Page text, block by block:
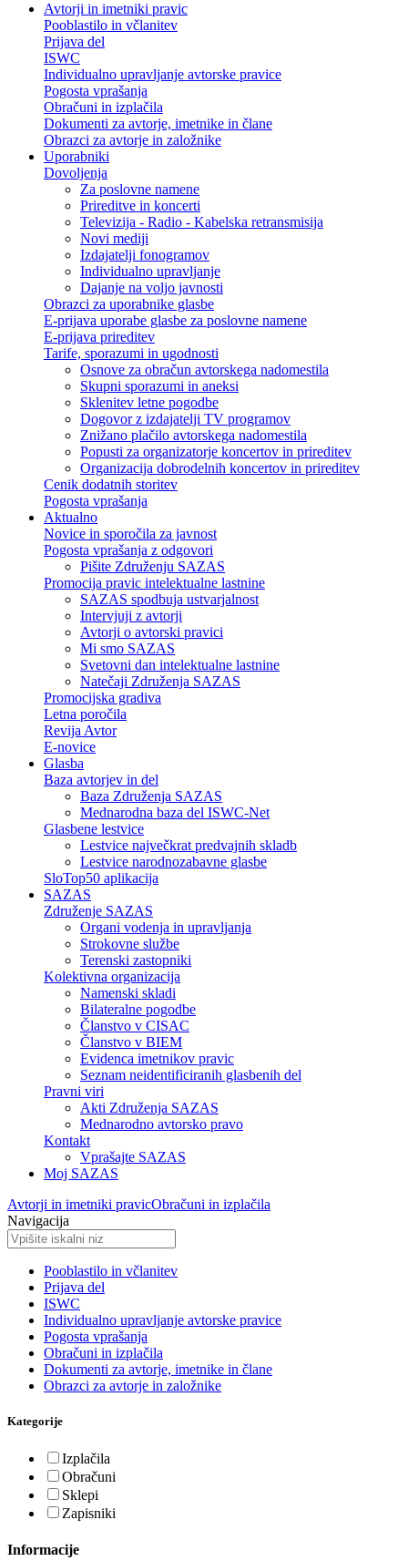
Avtorji in imetniki pravic
Pooblastilo in včlanitev
Prijava del
ISWC
Individualno upravljanje avtorske pravice
Pogosta vprašanja
Obračuni in izplačila
Dokumenti za avtorje, imetnike in člane
Obrazci za avtorje in založnike
Uporabniki
Dovoljenja
Za poslovne namene
Prireditve in koncerti
Televizija - Radio - Kabelska retransmisija
Novi mediji
Izdajatelji fonogramov
Individualno upravljanje
Dajanje na voljo javnosti
Obrazci za uporabnike glasbe
E-prijava uporabe glasbe za poslovne namene
E-prijava prireditev
Tarife, sporazumi in ugodnosti
Osnove za obračun avtorskega nadomestila
Skupni sporazumi in aneksi
Sklenitev letne pogodbe
Dogovor z izdajatelji TV programov
Znižano plačilo avtorskega nadomestila
Popusti za organizatorje koncertov in prireditev
Organizacija dobrodelnih koncertov in prireditev
Cenik dodatnih storitev
Pogosta vprašanja
Aktualno
Novice in sporočila za javnost
Pogosta vprašanja z odgovori
Pišite Združenju SAZAS
Promocija pravic intelektualne lastnine
SAZAS spodbuja ustvarjalnost
Intervjuji z avtorji
Avtorji o avtorski pravici
Mi smo SAZAS
Svetovni dan intelektualne lastnine
Natečaji Združenja SAZAS
Promocijska gradiva
Letna poročila
Revija Avtor
E-novice
Glasba
Baza avtorjev in del
Baza Združenja SAZAS
Mednarodna baza del ISWC-Net
Glasbene lestvice
Lestvice največkrat predvajnih skladb
Lestvice narodnozabavne glasbe
SloTop50 aplikacija
SAZAS
Združenje SAZAS
Organi vodenja in upravljanja
Strokovne službe
Terenski zastopniki
Kolektivna organizacija
Namenski skladi
Bilateralne pogodbe
Članstvo v CISAC
Članstvo v BIEM
Evidenca imetnikov pravic
Seznam neidentificiranih glasbenih del
Pravni viri
Akti Združenja SAZAS
Mednarodno avtorsko pravo
Kontakt
Vprašajte SAZAS
Moj SAZAS
Avtorji in imetniki pravicObračuni in izplačila
Navigacija
Pooblastilo in včlanitev
Prijava del
ISWC
Individualno upravljanje avtorske pravice
Pogosta vprašanja
Obračuni in izplačila
Dokumenti za avtorje, imetnike in člane
Obrazci za avtorje in založnike
Kategorije
Izplačila
Obračuni
Sklepi
Zapisniki
Informacije